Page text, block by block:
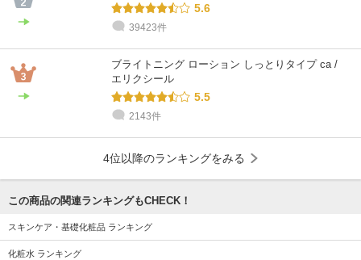
5.6
39423件
ブライトニング ローション しっとりタイプ ca /
エリクシール
5.5
2143件
4位以降のランキングをみる
この商品の関連ランキングもCHECK！
スキンケア・基礎化粧品 ランキング
化粧水 ランキング